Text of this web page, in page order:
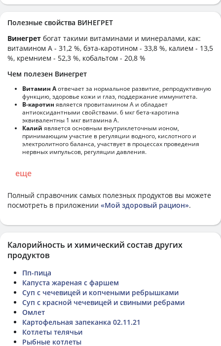
Полезные свойства ВИНЕГРЕТ
Винегрет богат такими витаминами и минералами, как:
витамином А - 31,2 %, бэта-каротином - 33,8 %, калием - 13,5
%, кремнием - 52,3 %, кобальтом - 20,8 %
Чем полезен Винегрет
Витамин Аотвечает за нормальное развитие, репродуктивную
функцию, здоровье кожи и глаз, поддержание иммунитета.
В-каротин является провитамином А и обладает
антиоксидантными свойствами. 6 мкг бета-каротина
эквивалентны 1 мкг витамина А.
Калий является основным внутриклеточным ионом,
принимающим участие в регуляции водного, кислотного и
электролитного баланса, участвует в процессах проведения
нервных импульсов, регуляции давления.
еще
Полный справочник самых полезных продуктов вы можете
посмотреть в приложении «Мой здоровый рацион».
Калорийность и химический состав других
продуктов
Пп-пица
Капуста жареная с фаршем
Суп с чечевицей и копчеными ребрышками
Суп с красной чечевицей и свиными ребрами
Омлет
Картофельная запеканка 02.11.21
Котлеты телячьи
Рыбные котлеты